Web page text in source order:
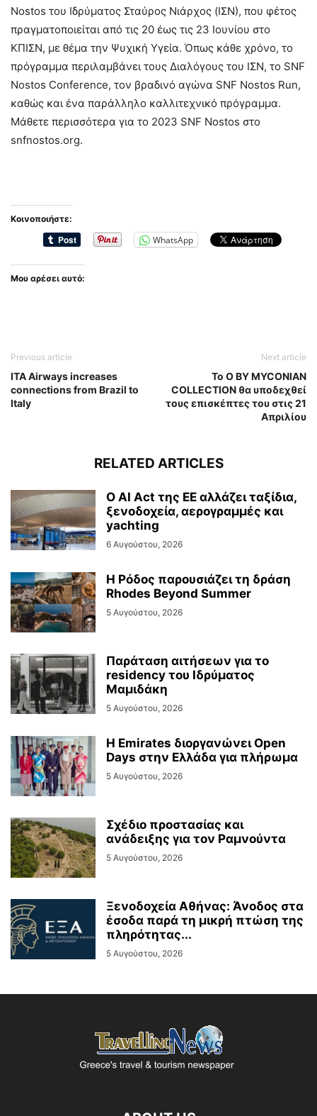
Nostos του Ιδρύματος Σταύρος Νιάρχος (ΙΣΝ), που φέτος
πραγματοποιείται από τις 20 έως τις 23 Ιουνίου στο
ΚΠΙΣΝ, με θέμα την Ψυχική Υγεία. Όπως κάθε χρόνο, το
πρόγραμμα περιλαμβάνει τους Διαλόγους του ΙΣΝ, το SNF
Nostos Conference, τον βραδινό αγώνα SNF Nostos Run,
καθώς και ένα παράλληλο καλλιτεχνικό πρόγραμμα.
Μάθετε περισσότερα για το 2023 SNF Nostos στο
snfnostos.org.
Κοινοποιήστε:
WhatsApp
Μου αρέσει αυτό:
Previous article
ITA Airways increases
connections from Brazil to
Italy
Next article
Το Ο BY MYCONIAN
COLLECTION θα υποδεχθεί
τους επισκέπτες του στις 21
Απριλίου
RELATED ARTICLES
Ο AI Act της ΕΕ αλλάζει ταξίδια,
ξενοδοχεία, αερογραμμές και
yachting
6 Αυγούστου, 2026
Η Ρόδος παρουσιάζει τη δράση
Rhodes Beyond Summer
5 Αυγούστου, 2026
Παράταση αιτήσεων για το
residency του Ιδρύματος
Μαμιδάκη
5 Αυγούστου, 2026
Η Emirates διοργανώνει Open
Days στην Ελλάδα για πλήρωμα
5 Αυγούστου, 2026
Σχέδιο προστασίας και
ανάδειξης για τον Ραμνούντα
5 Αυγούστου, 2026
Ξενοδοχεία Αθήνας: Άνοδος στα
έσοδα παρά τη μικρή πτώση της
πληρότητας...
5 Αυγούστου, 2026